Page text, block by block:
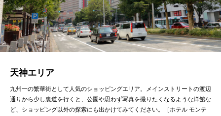
天神エリア
九州一の繁華街として人気のショッピングエリア。メインストリートの渡辺
通りから少し裏道を行くと、公園や思わず写真を撮りたくなるような洋館な
ど、ショッピング以外の探索にも出かけてみてください。［ホテル モンテ